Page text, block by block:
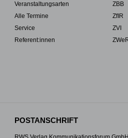
Veranstaltungsarten
Alle Termine
Service
Referent:innen
ZBB
ZfIR
ZVI
POSTANSCHRIFT